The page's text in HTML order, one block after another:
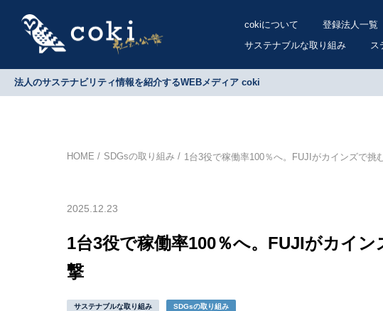
cokiについて 登録法人一覧
サステナブルな取り組み
ス
法人のサステナビリティ情報を紹介するWEBメディア coki
HOME SDGsの取り組み 1台3役で稼働率100％へ。FUJIがカインズで挑
2025.12.23
1台3役で稼働率100％へ。FUJIがカイ
撃
サステナブルな取り組み SDGsの取り組み